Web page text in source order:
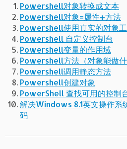
Powershell对象转换成文本
Powershell对象=属性+方法
Powershell使用真实的对象
Powershell 自定义控制台
Powershell变量的作用域
Powershell方法（对象能做什
Powershell调用静态方法
Powershell创建对象
PowerShell 查找可用的控制
解决Windows 8.1英文操作
码